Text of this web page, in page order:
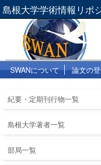
島根大学学術情報リポ
SWANについて 論文の
紀要・定期刊行物一覧
島根大学著者一覧
部局一覧